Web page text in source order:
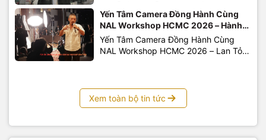
bất kỳ nhiếp ảnh gia nào cũng từng
đối mặt với "cơn ác mộng" mang tên
nắng gắt dội từ đỉnh đầu tạo ra những
vệt bóng đổ xấu...
Yến Tâm Camera Đồng Hành Cùng
NAL Workshop HCMC 2026 – Hành
Trình Kết Nối Và Chia Sẻ Giá Trị Thực
Tiễn
Yến Tâm Camera Đồng Hành Cùng
NAL Workshop HCMC 2026 – Lan Tỏa
thành công với sự tham gia của đông
đảo học viên, photographer, content
động trong lĩnh...
Xem toàn bộ tin tức